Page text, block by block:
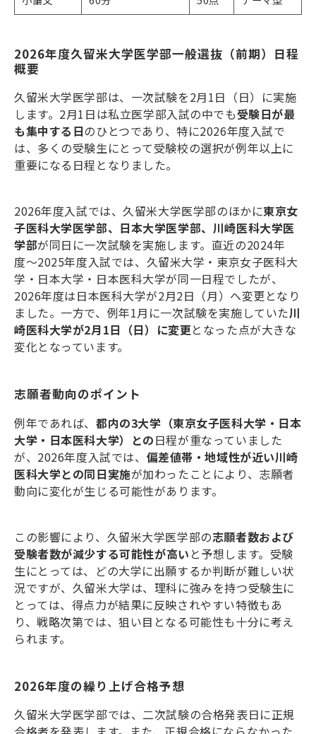
2026年度久留米大学医学部一般選抜（前期）日程
概要
久留米大学医学部は、一次試験を2月1日（日）に実施
します。 2月1 日は私立医学部入試の中でも受験日が最
も集中する日のひとつであり、特に2026年度入試で
は、多くの受験生にとって受験校の選択が例年以上に
重要になる日程となりました。
2026年度入試では、久留米大学医学部のほかに東京女
子医科大学医学部、日本大学医学部、川崎医科大学医
学部が同日に一次試験を実施します。直近の2024年
度〜2025年度入試では、久留米大学・東京女子医科大
学・日本大学・日本医科大学が同一日程でしたが、
2026年度は日本医科大学が2月2日（月）へ変更となり
ました。一方で、例年1月に一次試験を実施していた川
崎医科大学が2月1日（日）に変更となった点が大きな
変化となっています。
志願者動向のポイント
例年であれば、都内の3大学（東京女子医科大学・日本
大学・日本医科大学）との日程が重なっていました
が、 2026年度入試では、 偏差値帯・地域性が近い川崎
医科大学との同日実施が加わったことにより、志願者
動向に変化が生じる可能性があります。
この影響により、久留米大学医学部の志願者数および
受験者数が減少する可能性が高い と予想します。受験
生にとっては、どの大学に出願するか判断が難しい状
況ですが、久留米大学は、理科に強みを持つ受験生に
とっては、得点力が結果に反映されやすい特徴もあ
り、戦略次第では、狙い目となる可能性も十分に考え
られます。
2026年度の繰り上げ合格予想
久留米大学医学部では、二次試験の合格発表日に正規